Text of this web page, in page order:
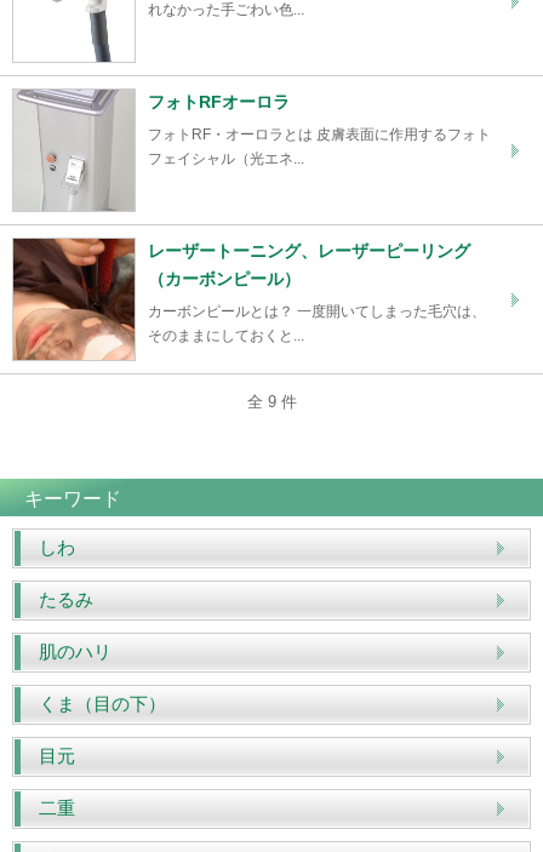
れなかった手ごわい色...
フォトRFオーロラ
フォトRF・オーロラとは 皮膚表面に作用するフォト
フェイシャル（光エネ...
レーザートーニング、レーザーピーリング
（カーボンピール）
カーボンピールとは？ 一度開いてしまった毛穴は、
そのままにしておくと...
全 9 件
キーワード
しわ
たるみ
肌のハリ
くま（目の下）
目元
二重